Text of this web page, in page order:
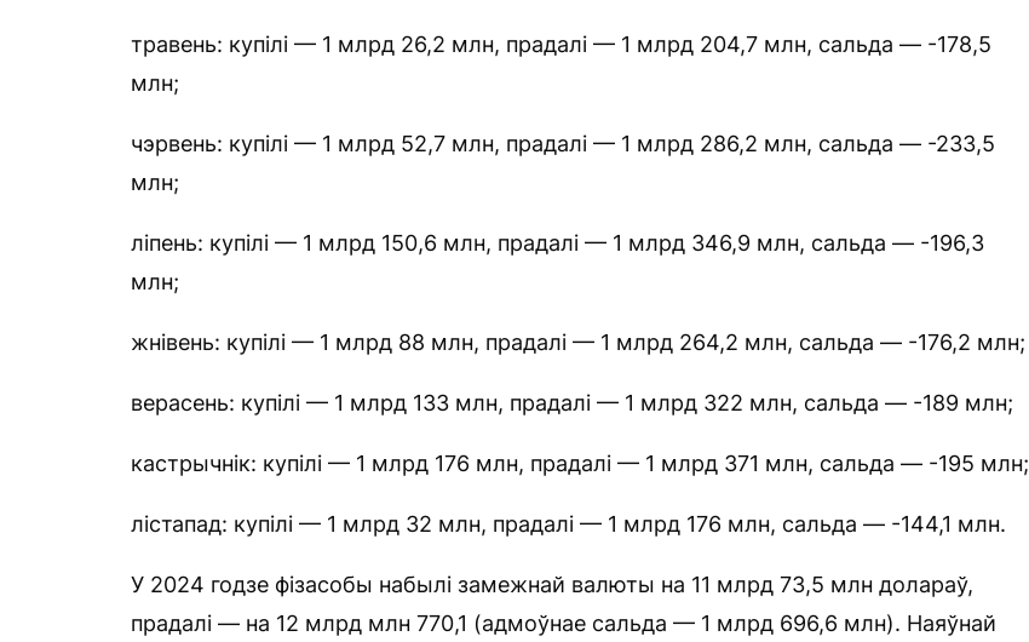
травень: купілі — 1 млрд 26,2 млн, прадалі — 1 млрд 204,7 млн, сальда — -178,5
млн;
чэрвень: купілі — 1 млрд 52,7 млн, прадалі — 1 млрд 286,2 млн, сальда — -233,5
млн;
ліпень: купілі — 1 млрд 150,6 млн, прадалі — 1 млрд 346,9 млн, сальда — -196,3
млн;
жнівень: купілі — 1 млрд 88 млн, прадалі — 1 млрд 264,2 млн, сальда — -176,2 млн;
верасень: купілі — 1 млрд 133 млн, прадалі — 1 млрд 322 млн, сальда — -189 млн;
кастрычнік: купілі — 1 млрд 176 млн, прадалі — 1 млрд 371 млн, сальда — -195 млн;
лістапад: купілі — 1 млрд 32 млн, прадалі — 1 млрд 176 млн, сальда — -144,1 млн.
У 2024 годзе фізасобы набылі замежнай валюты на 11 млрд 73,5 млн долараў,
прадалі — на 12 млрд млн 770,1 (адмоўнае сальда — 1 млрд 696,6 млн). Наяўнай